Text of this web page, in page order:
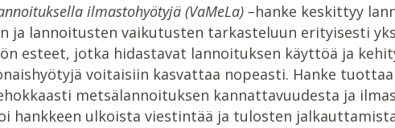
ilmastohyötyjä (VaMeLa) –hanke keskittyy
ja lannoitusten vaikutusten tarkasteluun erityisesti
esteet, jotka hidastavat lannoituksen käyttöä ja
voitaisiin kasvattaa nopeasti. Hanke
metsälannoituksen kannattavuudesta ja
hankkeen ulkoista viestintää ja tulosten